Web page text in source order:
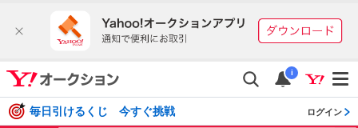
i
毎日引けるくじ 今すぐ挑戦 ログイン